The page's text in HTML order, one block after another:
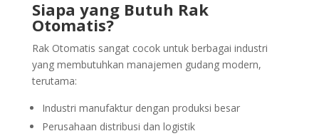
Siapa yang Butuh Rak
Otomatis?
Rak Otomatis sangat cocok untuk berbagai industri
yang membutuhkan manajemen gudang modern,
terutama:
Industri manufaktur dengan produksi besar
Perusahaan distribusi dan logistik